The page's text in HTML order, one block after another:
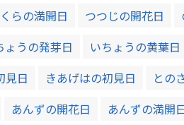
らの満開日 つつじの開花日
ょうの発芽日 いちょうの黄葉日
見日 きあげはの初見日 との
あんずの開花日 あんずの満開